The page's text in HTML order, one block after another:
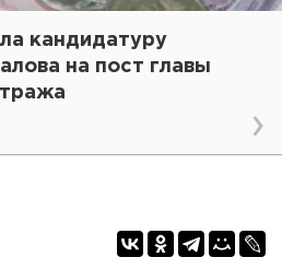
кандидатуру
на пост главы